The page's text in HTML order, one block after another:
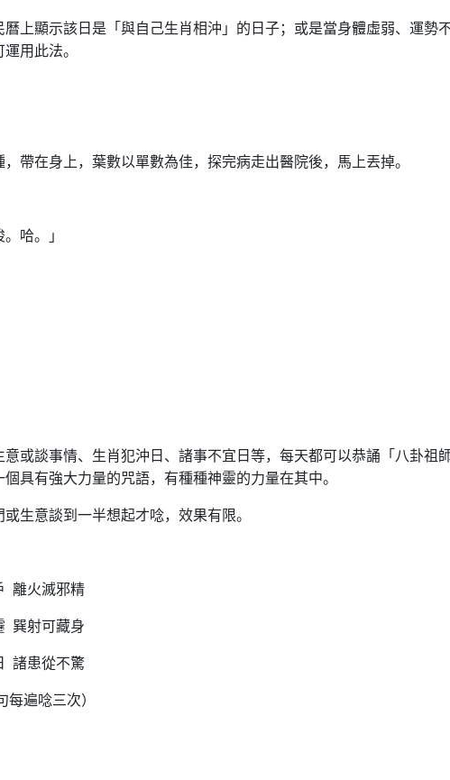
上顯示該日是「與自己生肖相沖」的日子；或是當身體虛弱、運勢
用此法。
帶在身上，葉數以單數為佳，探完病走出醫院後，馬上丟掉。
哈。」
或談事情、生肖犯沖日、諸事不宜日等，每天都可以恭誦「八卦祖
具有強大力量的咒語，有種種神靈的力量在其中。
生意談到一半想起才唸，效果有限。
離火滅邪精
巽射可藏身
諸患從不驚
每遍唸三次）